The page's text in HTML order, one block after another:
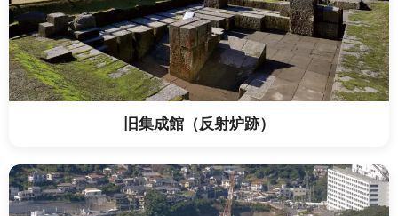
旧集成館（反射炉跡）